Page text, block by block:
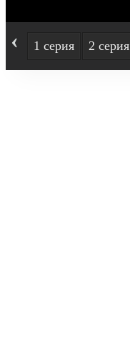
‹ 1 серия 2 серия